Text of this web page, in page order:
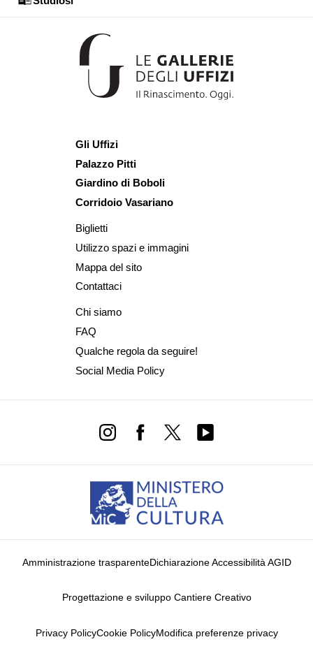
Gli Uffizi
Palazzo Pitti
Giardino di Boboli
Corridoio Vasariano
Biglietti
Utilizzo spazi e immagini
Mappa del sito
Contattaci
Chi siamo
FAQ
Qualche regola da seguire!
Social Media Policy
Amministrazione trasparenteDichiarazione Accessibilità AGID
Progettazione e sviluppo Cantiere Creativo
Privacy PolicyCookie PolicyModifica preferenze privacy